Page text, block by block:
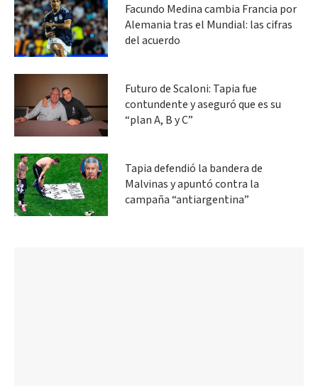
Facundo Medina cambia Francia por
Alemania tras el Mundial: las cifras
del acuerdo
Futuro de Scaloni: Tapia fue
contundente y aseguró que es su
“plan A, B y C”
Tapia defendió la bandera de
Malvinas y apuntó contra la
campaña “antiargentina”